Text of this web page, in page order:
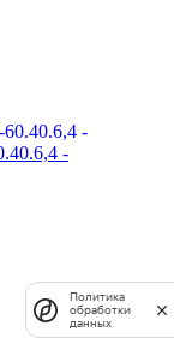
-
Политика
обработки
данных